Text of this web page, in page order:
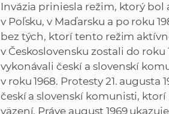
Invázia priniesla režim, ktorý
v Poľsku, v Maďarsku a po roku
bez tých, ktorí tento režim
v Československu zostali do
vykonávali českí a slovenskí
v roku 1968. Protesty 21.
českí a slovenskí komunisti,
väzení. Práve august 1969